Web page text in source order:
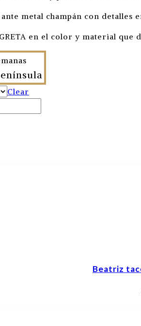
metal champán con detalles
en el color y material que
Clear
Beatriz